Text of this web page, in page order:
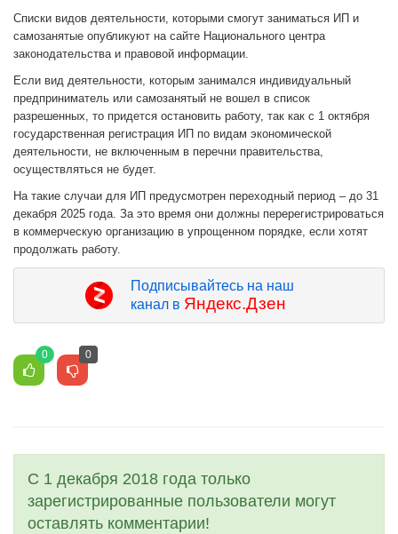
Списки видов деятельности, которыми смогут заниматься ИП и
самозанятые опубликуют на сайте Национального центра
законодательства и правовой информации.
Если вид деятельности, которым занимался индивидуальный
предприниматель или самозанятый не вошел в список
разрешенных, то придется остановить работу, так как с 1 октября
государственная регистрация ИП по видам экономической
деятельности, не включенным в перечни правительства,
осуществляться не будет.
На такие случаи для ИП предусмотрен переходный период – до 31
декабря 2025 года. За это время они должны перерегистрироваться
в коммерческую организацию в упрощенном порядке, если хотят
продолжать работу.
Подписывайтесь на наш
канал в Яндекс.Дзен
0 0
С 1 декабря 2018 года только
зарегистрированные пользователи могут
оставлять комментарии!